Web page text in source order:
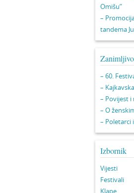
Omišu”
–
tandema
– 60.
–
– Povijest
– O
– Poletarci
Izbornik
Vijesti
Festivali
Klape